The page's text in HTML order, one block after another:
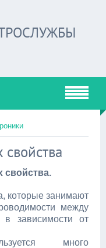
свойства.
которые занимают
между
в зависимости от
много